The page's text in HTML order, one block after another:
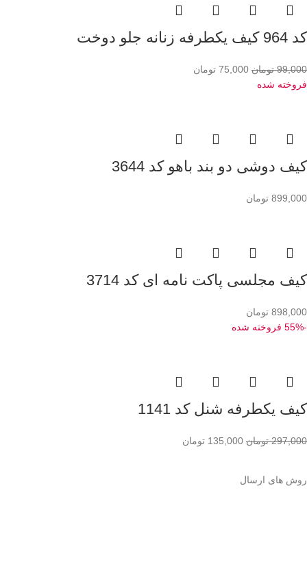
کد 964 کیف یکطرفه زنانه جلو دوخت
99,000 تومان 75,000 تومان
فروخته شده
کیف دوشی دو بند باهو کد 3644
899,000 تومان
کیف مجلسی پاکت نامه ای کد 3714
898,000 تومان
-55%
فروخته شده
کیف یکطرفه شنل کد 1141
297,000 تومان 135,000 تومان
روش های ارسال